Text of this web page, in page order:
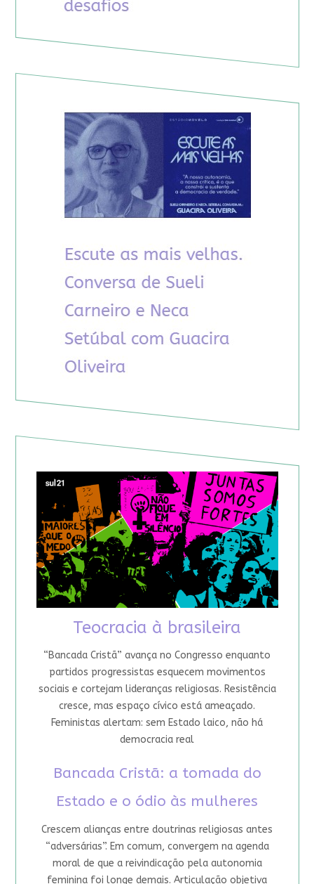
Teocracia à brasileira
“Bancada Cristã” avança no Congresso enquanto
partidos progressistas esquecem movimentos
sociais e cortejam lideranças religiosas. Resistência
cresce, mas espaço cívico está ameaçado.
Feministas alertam: sem Estado laico, não há
democracia real
Bancada Cristã: a tomada do
Estado e o ódio às mulheres
Crescem alianças entre doutrinas religiosas antes
“adversárias”. Em comum, convergem na agenda
moral de que a reivindicação pela autonomia
feminina foi longe demais. Articulação objetiva